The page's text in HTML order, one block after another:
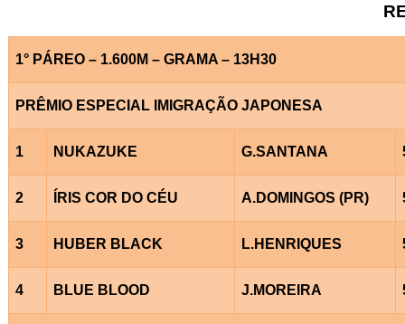
1° PÁREO – 1.600M – GRAMA – 13H30
PRÊMIO ESPECIAL IMIGRAÇÃO JAPONESA
1 NUKAZUKE G.SANTANA
2 ÍRIS COR DO CÉU A.DOMINGOS (PR)
3 HUBER BLACK L.HENRIQUES
4 BLUE BLOOD J.MOREIRA